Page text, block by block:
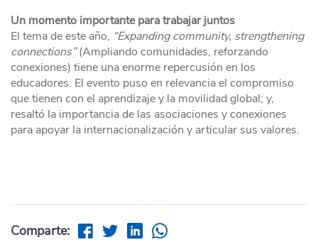
Un momento importante para trabajar juntos
El tema de este año, “Expanding community, strengthening
connections”(Ampliando comunidades, reforzando
conexiones) tiene una enorme repercusión en los
educadores. El evento puso en relevancia el compromiso
que tienen con el aprendizaje y la movilidad global; y,
resaltó la importancia de las asociaciones y conexiones
para apoyar la internacionalización y articular sus valores.
Comparte: